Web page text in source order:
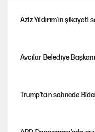
Aziz Yıldırım’ın
Avcılar Belediye
Trump’tan sahnede